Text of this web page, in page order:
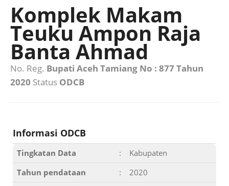
Komplek Makam
Teuku Ampon Raja
Banta Ahmad
No. Reg. Bupati Aceh Tamiang No : 877 Tahun
2020 Status ODCB
Informasi ODCB
Tingkatan Data :
Kabupaten
Tahun pendataan
:
2020